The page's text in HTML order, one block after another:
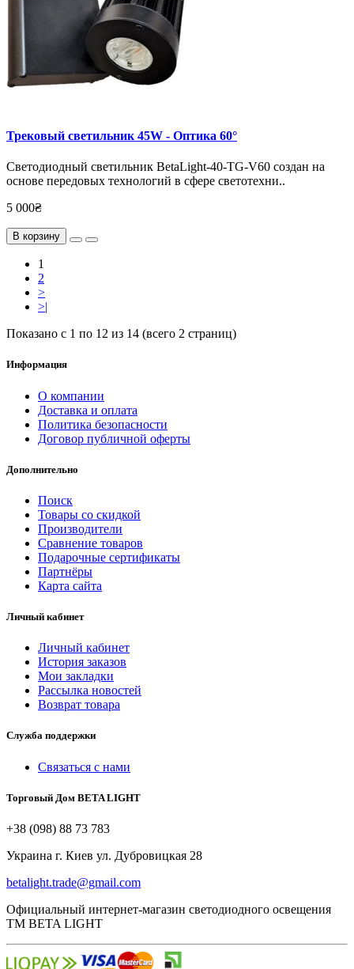
Трековый светильник 45W - Оптика 60°
Светодиодный светильник BetaLight-40-TG-V60 создан на
основе передовых технологий в сфере светотехни..
5 000₴
В корзину
1
2
>
>|
Показано с 1 по 12 из 14 (всего 2 страниц)
Информация
О компании
Доставка и оплата
Политика безопасности
Договор публичной оферты
Дополнительно
Поиск
Товары со скидкой
Производители
Сравнение товаров
Подарочные сертификаты
Партнёры
Карта сайта
Личный кабинет
Личный кабинет
История заказов
Мои закладки
Рассылка новостей
Возврат товара
Служба поддержки
Связаться с нами
Торговый Дом BETA LIGHT
+38 (098) 88 73 783
Украина г. Киев ул. Дубровицкая 28
betalight.trade@gmail.com
Официальный интернет-магазин светодиодного освещения
ТМ BETA LIGHT